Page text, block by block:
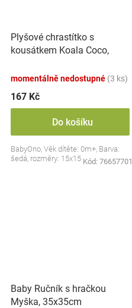
Plyšové chrastítko s
kousátkem Koala Coco,
momentálně nedostupné (3 ks)
167 Kč
Do košíku
BabyOno, Věk dítěte: 0m+, Barva:
šedá, rozměry: 15x15 cm.
Kód: 76657701
Baby Ručník s hračkou
Myška, 35x35cm